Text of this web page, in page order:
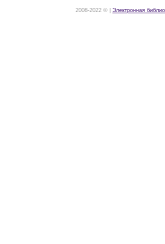
2008-2022 © | Электронная